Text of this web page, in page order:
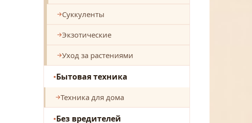
Суккуленты
Экзотические
Уход за растениями
Бытовая техника
Техника для дома
Без вредителей